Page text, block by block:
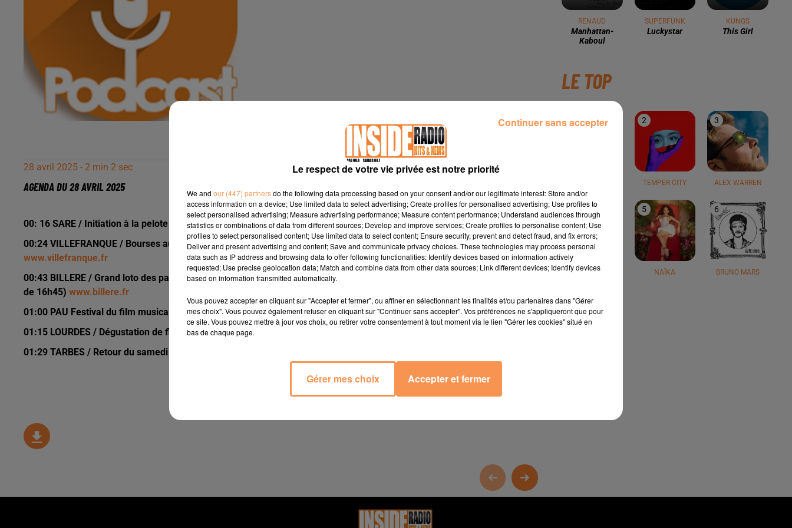
28 avril 2025 - 2 min 2 sec
AGENDA DU 28 AVRIL 2025
00: 16 SARE / Initiation à la pelote Basque jeudi 1er mai de 10h30 à 12h sur le Fronton de la placewww.sare.fr
00:24 VILLEFRANQUE / Bourses aux plantes samedi 03 mai de 09h à 12h au sous bois devant la Maison pour Tous
www.villefranque.fr
00:43 BILLERE / Grand loto des parents d'élèves des écoles Lalannes samedi 03 mai à 18h (ouverture des portes à partir
de 16h45) www.billere.fr
01:00 PAU Festival du film musical "Rock This Town" du samedi 03 au dimanche 11 mai 2025www.pau.fr
01:15 LOURDES / Dégustation de fleurs comestibles à la médiathèque à partir de 09h45
01:29 TARBES / Retour du samedi piétion samedi 03 mai de 10h à 19h dans les rues du centres villes
RENAUD
Manhattan-
Kaboul
SUPERFUNK
Luckystar
KUNGS
This Girl
LE TOP
1 2
TEMPER CITY
3
ALEX WARREN
4
JÉRÉMY FREROT
5
NAÏKA
6
BRUNO MARS
Le respect de votre vie privée est notre priorité
We and our (447) partnersdo the following data processing based on your consent and/or our legitimate interest: Store and/or
access information on a device; Use limited data to select advertising; Create profiles for personalised advertising; Use profiles to
select personalised advertising; Measure advertising performance; Measure content performance; Understand audiences through
statistics or combinations of data from different sources; Develop and improve services; Create profiles to personalise content; Use
profiles to select personalised content; Use limited data to select content; Ensure security, prevent and detect fraud, and fix errors;
Deliver and present advertising and content; Save and communicate privacy choices. These technologies may process personal
data such as IP address and browsing data to offer following functionalities: Identify devices based on information actively
requested; Use precise geolocation data; Match and combine data from other data sources; Link different devices; Identify devices
based on information transmitted automatically.
Vous pouvez accepter en cliquant sur "Accepter et fermer", ou affiner en sélectionnant les finalités et/ou partenaires dans "Gérer
mes choix". Vous pouvez également refuser en cliquant sur "Continuer sans accepter". Vos préférences ne s'appliqueront que pour
ce site. Vous pouvez mettre à jour vos choix, ou retirer votre consentement à tout moment via le lien "Gérer les cookies" situé en
bas de chaque page.
Gérer mes choix Accepter et fermer
Continuer sans accepter